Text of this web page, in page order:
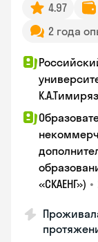
4.97
2 года
«СКАЕНГ») •